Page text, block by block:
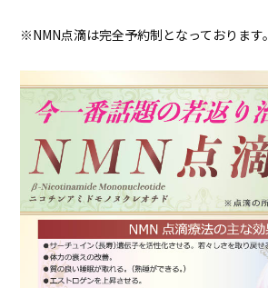
※NMN点滴は完全予約制となっております。